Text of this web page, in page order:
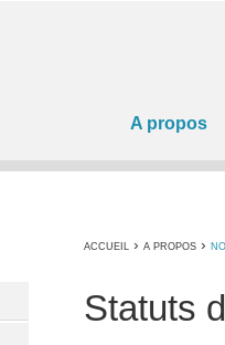
A propos
ACCUEIL › A PROPOS ›
Statuts